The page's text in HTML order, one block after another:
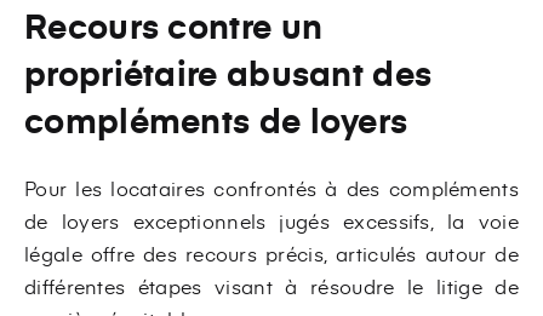
Recours contre un
propriétaire abusant des
compléments de loyers
Pour les locataires confrontés à des compléments
de loyers exceptionnels jugés excessifs, la voie
légale offre des recours précis, articulés autour de
différentes étapes visant à résoudre le litige de